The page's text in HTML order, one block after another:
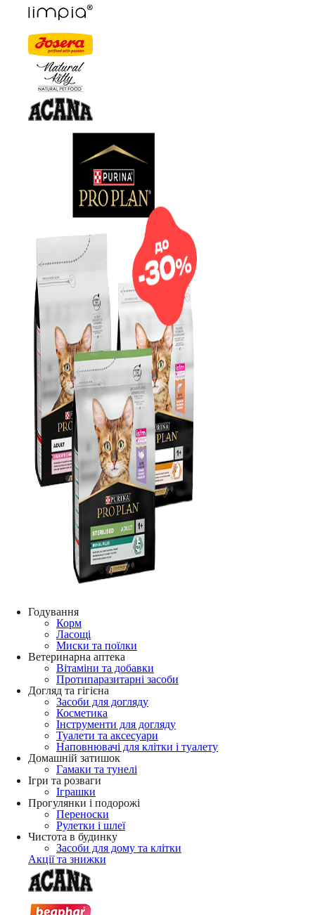
Годування
Корм
Ласощі
Миски та поїлки
Ветеринарна аптека
Вітаміни та добавки
Протипаразитарні засоби
Догляд та гігієна
Засоби для догляду
Косметика
Інструменти для догляду
Туалети та аксесуари
Наповнювачі для клітки і туалету
Домашній затишок
Гамаки та тунелі
Ігри та розваги
Іграшки
Прогулянки і подорожі
Переноски
Рулетки і шлеї
Чистота в будинку
Засоби для дому та клітки
Акції та знижки